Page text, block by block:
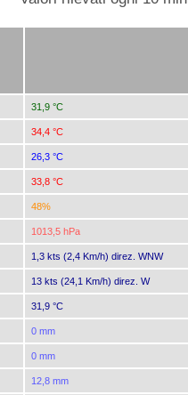
31,9 °C
34,4 °C
26,3 °C
33,8 °C
48%
1013,5 hPa
1,3 kts (2,4 Km/h) direz. WNW
13 kts (24,1 Km/h) direz. W
31,9 °C
0 mm
0 mm
12,8 mm